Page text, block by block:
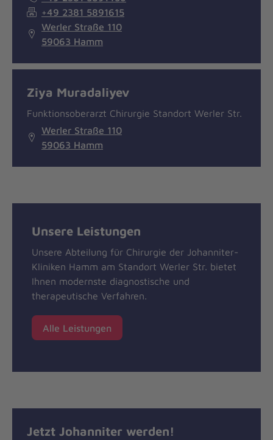
+49 2381 5891615
Werler Straße 110
59063 Hamm
Ziya Muradaliyev
Funktionsoberarzt Chirurgie Standort Werler Str.
Werler Straße 110
59063 Hamm
Unsere Leistungen
Unsere Abteilung für Chirurgie der Johanniter-
Kliniken Hamm am Standort Werler Str. bietet
Ihnen modernste diagnostische und
therapeutische Verfahren.
Alle Leistungen
Jetzt Johanniter werden!